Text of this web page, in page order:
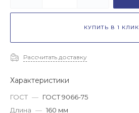
КУПИТЬ В 1 КЛИК
Рассчитать доставку
Характеристики
ГОСТ — ГОСТ 9066-75
Длина — 160 мм